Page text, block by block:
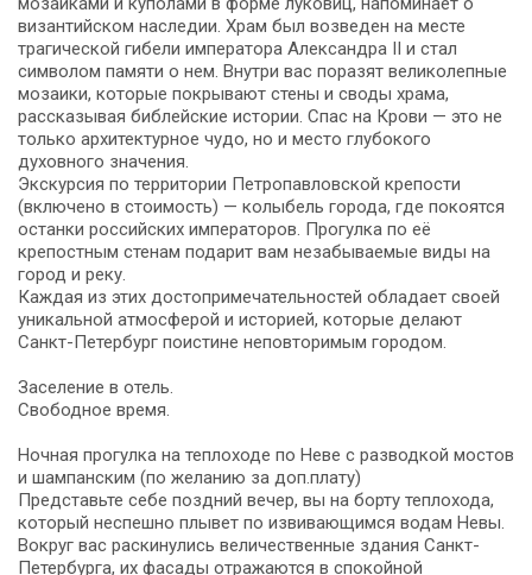
византийском наследии. Храм был возведен на месте
трагической гибели императора Александра II и стал
символом памяти о нем. Внутри вас поразят великолепные
мозаики, которые покрывают стены и своды храма,
рассказывая библейские истории. Спас на Крови — это не
только архитектурное чудо, но и место глубокого
духовного значения.
Экскурсия по территории Петропавловской крепости
(включено в стоимость) — колыбель города, где покоятся
останки российских императоров. Прогулка по её
крепостным стенам подарит вам незабываемые виды на
город и реку.
Каждая из этих достопримечательностей обладает своей
уникальной атмосферой и историей, которые делают
Санкт-Петербург поистине неповторимым городом.
Заселение в отель.
Свободное время.
Ночная прогулка на теплоходе по Неве с разводкой мостов
и шампанским (по желанию за доп.плату)
Представьте себе поздний вечер, вы на борту теплохода,
который неспешно плывет по извивающимся водам Невы.
Вокруг вас раскинулись величественные здания Санкт-
Петербурга, их фасады отражаются в спокойной